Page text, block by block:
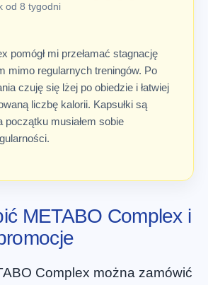
od 8 tygodni
pomógł mi przełamać stagnację
mimo regularnych treningów. Po
czuję się lżej po obiedzie i łatwiej
liczbę kalorii. Kapsułki są
początku musiałem sobie
METABO Complex i
Complex można zamówić